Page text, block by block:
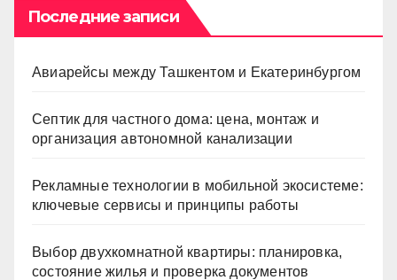
Последние записи
Авиарейсы между Ташкентом и Екатеринбургом
Септик для частного дома: цена, монтаж и
организация автономной канализации
Рекламные технологии в мобильной экосистеме:
ключевые сервисы и принципы работы
Выбор двухкомнатной квартиры: планировка,
состояние жилья и проверка документов